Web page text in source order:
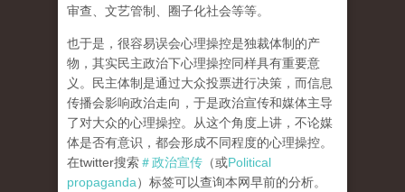
审查、文艺管制、圈子化社会等等。
也于是，很容易误会心理操控是独裁体制的产
物，其实民主政治下心理操控同样具有重要意
义。民主体制是通过大众投票进行决策，而信息
传播会影响政治走向，于是政治宣传和媒体主导
了对大众的心理操控。从这个角度上讲，不论媒
体是否有意识，都会形成不同程度的心理操控。
在twitter搜索＃政治宣传 （或Political
propaganda）标签可以查询本网早前的分析。